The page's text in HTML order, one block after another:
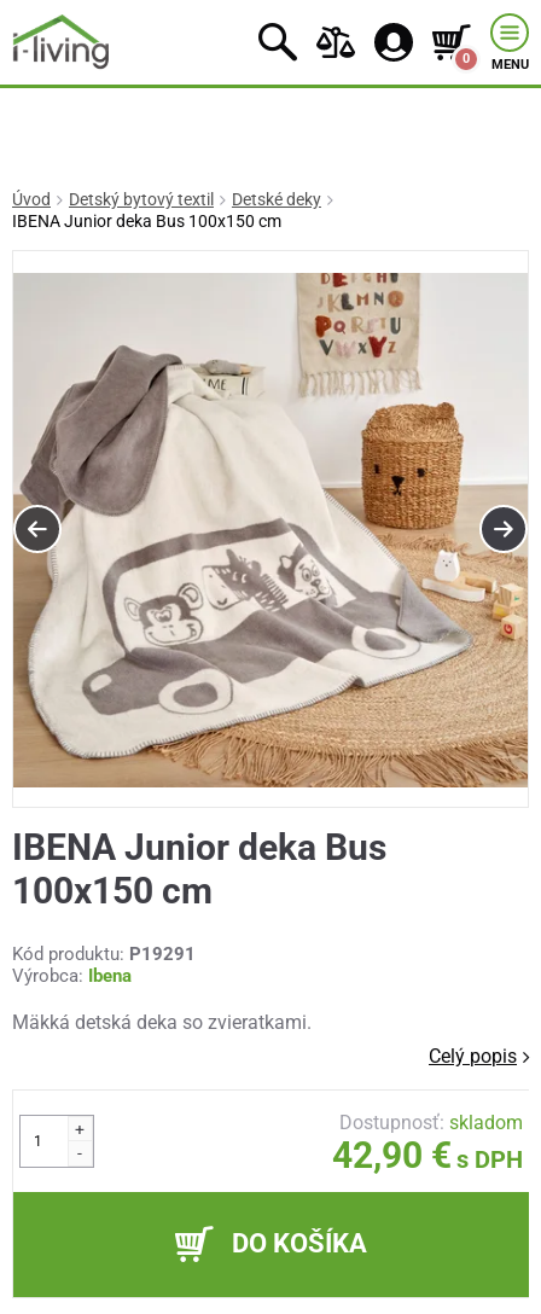
0 MENU
Úvod Detský bytový textil
Detské deky
IBENA Junior deka Bus 100x150 cm
IBENA Junior deka Bus
100x150 cm
Kód produktu: P19291
Výrobca:
Ibena
Mäkká detská deka so zvieratkami.
Celý popis
+
-
Dostupnosť:skladom
42,90 € s DPH
DO KOŠÍKA